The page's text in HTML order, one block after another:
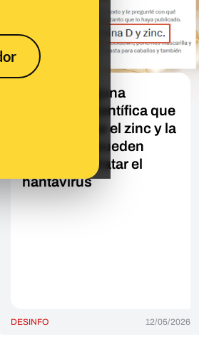
No hay ninguna
evidencia científica que
respalde que el zinc y la
vitamina D pueden
servir para tratar el
hantavirus
DESINFO 12/05/2026